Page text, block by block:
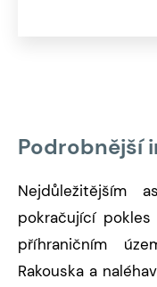
Podrobnější
Nejdůležitějším
pokračující
příhraničním
Rakouska a